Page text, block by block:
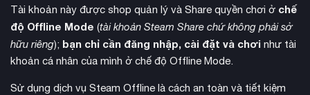
Tài khoản này được shop quản lý và Share quyền chơi ở chế
độ Offline Mode (tài khoản Steam Share chứ không phải sở
hữu riêng); bạn chỉ cần đăng nhập, cài đặt và chơi như tài
khoản cá nhân của mình ở chế độ Offline Mode.
Sử dụng dịch vụ Steam Offline là cách an toàn và tiết kiệm